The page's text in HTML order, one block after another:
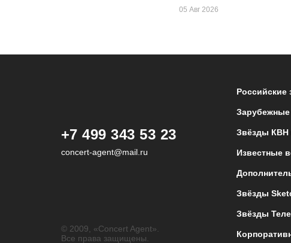
05 Авг 2026
+7 499 343 53 23
concert-agent@mail.ru
© 2009, «Concert Agent».
Все права защищены.
Российские
Звёзды КВН
Известные
Звёзды
Звёзды